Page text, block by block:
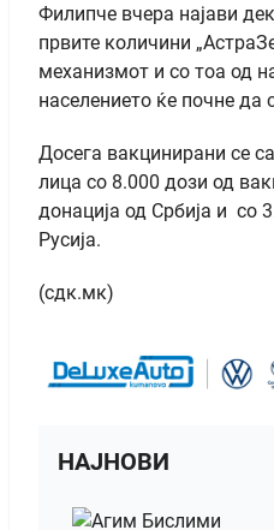
Филипче вчера најави
првите количини
механизмот и со тоа од
населението ќе почне да
Досега вакцинирани се
лица со 8.000 дози од
донација од Србија и со
Русија.
(сдк.мк)
НАЈНОВИ